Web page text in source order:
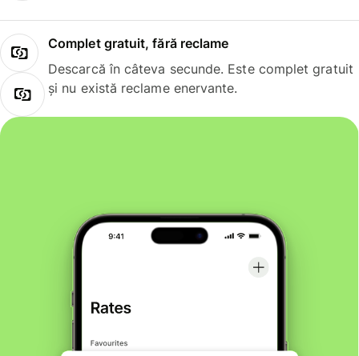
Complet gratuit, fără reclame
Descarcă în câteva secunde. Este complet gratuit
și nu există reclame enervante.